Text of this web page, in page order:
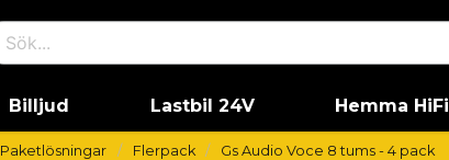
Billjud Lastbil 24V Hemma HiFi
Paketlösningar Flerpack Gs Audio Voce 8 tums - 4 pack